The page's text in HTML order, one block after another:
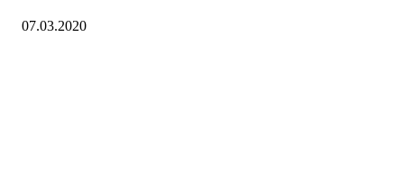
07.03.2020